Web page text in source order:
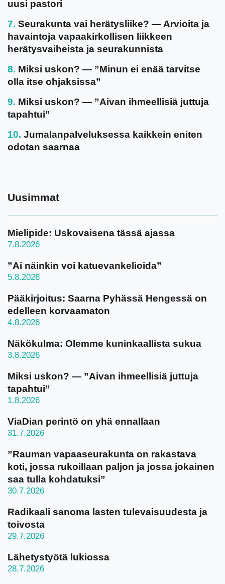
uusi pastori
Seurakunta vai herätysliike? — Arvioita ja
havaintoja vapaakirkollisen liikkeen
herätysvaiheista ja seurakunnista
Miksi uskon? — ”Minun ei enää tarvitse
olla itse ohjaksissa”
Miksi uskon? — ”Aivan ihmeellisiä juttuja
tapahtui”
Jumalanpalveluksessa kaikkein eniten
odotan saarnaa
Uusimmat
Mielipide: Uskovaisena tässä ajassa
7.8.2026
”Ai näinkin voi katuevankelioida”
5.8.2026
Pääkirjoitus: Saarna Pyhässä Hengessä on
edelleen korvaamaton
4.8.2026
Näkökulma: Olemme kuninkaallista sukua
3.8.2026
Miksi uskon? — ”Aivan ihmeellisiä juttuja
tapahtui”
1.8.2026
ViaDian perintö on yhä ennallaan
31.7.2026
”Rauman vapaaseurakunta on rakastava
koti, jossa rukoillaan paljon ja jossa jokainen
saa tulla kohdatuksi”
30.7.2026
Radikaali sanoma lasten tulevaisuudesta ja
toivosta
29.7.2026
Lähetystyötä lukiossa
28.7.2026